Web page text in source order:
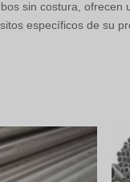
sin costura, ofrecen
específicos de su